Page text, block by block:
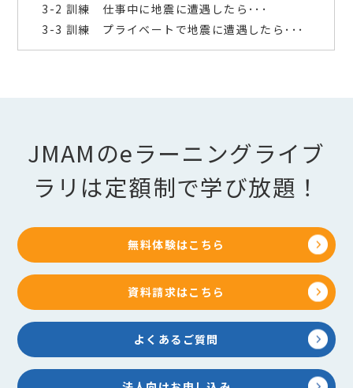
3-2 訓練 仕事中に地震に遭遇したら･･･
3-3 訓練 プライベートで地震に遭遇したら･･･
JMAMのeラーニングライブ
ラリは定額制で学び放題！
無料体験はこちら
資料請求はこちら
よくあるご質問